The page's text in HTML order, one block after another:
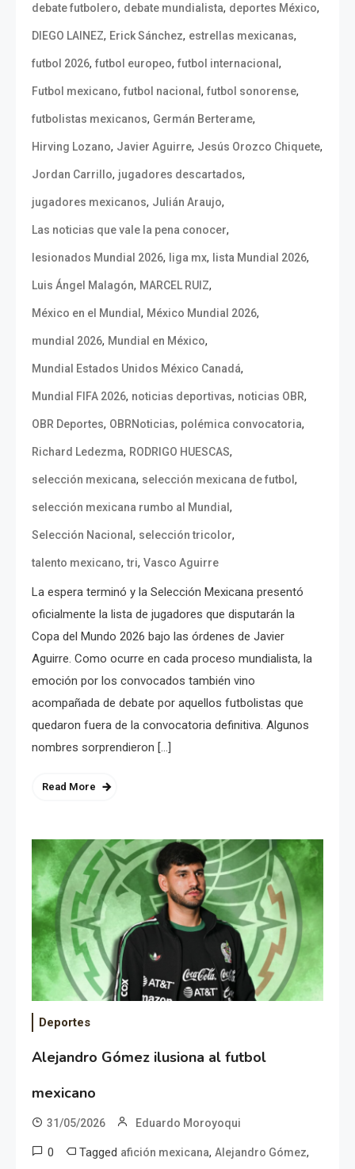
debate futbolero, debate mundialista, deportes México,
DIEGO LAINEZ, Erick Sánchez, estrellas mexicanas,
futbol 2026, futbol europeo, futbol internacional ,
Futbol mexicano, futbol nacional , futbol sonorense,
futbolistas mexicanos, Germán Berterame,
Hirving Lozano, Javier Aguirre, Jesús Orozco Chiquete,
Jordan Carrillo, jugadores descartados,
jugadores mexicanos, Julián Araujo,
Las noticias que vale la pena conocer,
lesionados Mundial 2026, liga mx, lista Mundial 2026,
Luis Ángel Malagón, MARCEL RUIZ,
México en el Mundial , México Mundial 2026,
mundial 2026, Mundial en México,
Mundial Estados Unidos México Canadá,
Mundial FIFA 2026, noticias deportivas, noticias OBR,
OBR Deportes, OBRNoticias, polémica convocatoria,
Richard Ledezma, RODRIGO HUESCAS,
selección mexicana, selección mexicana de futbol ,
selección mexicana rumbo al Mundial ,
Selección Nacional , selección tricolor,
talento mexicano,tri, Vasco Aguirre
La espera terminó y la Selección Mexicana presentó
oficialmente la lista de jugadores que disputarán la
Copa del Mundo 2026 bajo las órdenes de Javier
Aguirre. Como ocurre en cada proceso mundialista, la
emoción por los convocados también vino
acompañada de debate por aquellos futbolistas que
quedaron fuera de la convocatoria definitiva. Algunos
nombres sorprendieron […]
Read More
Deportes
Alejandro Gómez ilusiona al futbol
mexicano
31/05/2026 Eduardo Moroyoqui
0 Tagged afición mexicana, Alejandro Gómez,